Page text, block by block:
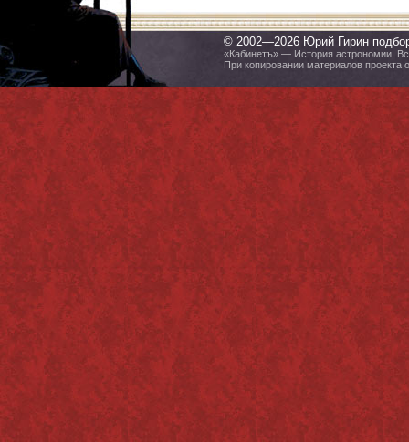
© 2002—2026 Юрий Гирин
«Кабинетъ» — История астрономии.
При копировании материалов проекта